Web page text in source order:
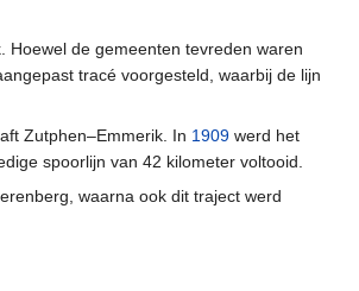
de gemeenten tevreden waren
tracé voorgesteld, waarbij de lijn
Zutphen–Emmerik. In 1909 werd het
spoorlijn van 42 kilometer voltooid.
waarna ook dit traject werd